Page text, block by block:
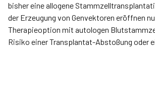
bisher eine allogene
der Erzeugung von Genvektoren eröffnen
Therapieoption mit autologen
Risiko einer Transplantat-Abstoßung oder